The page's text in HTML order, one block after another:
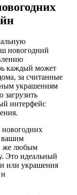
новогодний
каждый может
за считанные
украшениям
интерфейс
вашим
же любым
Это идеальный
или украшения